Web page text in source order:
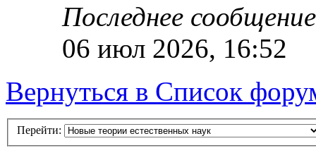
Последнее
06 июл 2026, 16:52
Вернуться в Список
Перейти: